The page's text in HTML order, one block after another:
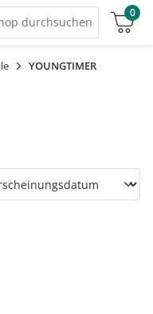
durchsuchen
0
YOUNGTIMER